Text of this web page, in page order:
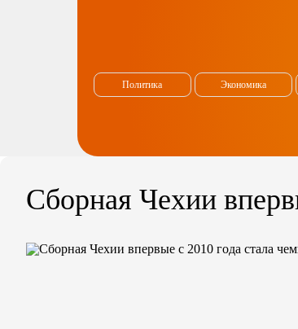
Политика Экономика
Сборная Чехии